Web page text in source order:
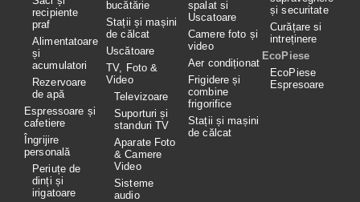
recipiente
praf
Alimentatoare
și
acumulatori
Rezervoare
de apă
Espressoare și
cafetiere
Îngrijire
personală
Periuțe de
dinți și
irigatoare
bucătărie
Stații și mașini
de călcat
Uscătoare
TV, Foto &
Video
Televizoare
Suporturi și
standuri TV
Aparate Foto
& Camere
Video
Sisteme
audio
spalat si
Uscatoare
Camere foto și
video
Aer condiționat
Frigidere și
combine
frigorifice
Stații și mașini
de călcat
și securitate
Curățare si
intreținere
EcoPiese
EcoPiese
Espresoare